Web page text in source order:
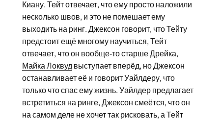
Киану. Тейт отвечает, что ему просто наложили
несколько швов, и это не помешает ему
выходить на ринг. Джексон говорит, что Тейту
предстоит ещё многому научиться, Тейт
отвечает, что он вообще-то старше Дрейка,
Майка Локвуд выступает вперёд, но Джексон
останавливает её и говорит Уайлдеру, что
только что спас ему жизнь. Уайлдер предлагает
встретиться на ринге, Джексон смеётся, что он
на самом деле не хочет так рисковать, а Тейт